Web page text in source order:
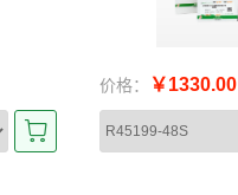
价格： ￥1330.00